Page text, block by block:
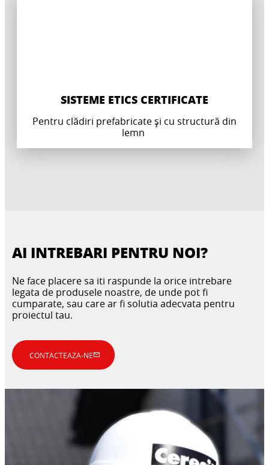
SISTEME ETICS CERTIFICATE
Pentru clădiri prefabricate și cu structură din
lemn
SOLUȚII CERTIFICATE PENTRU SISTEME
DE IMPERMEABILIZARE
Pentru încăperi și podele umede în clădiri
MORTARE PENTRU UMPLERE,
SUBTURNĂRI ȘI REPARAREA
BETONULUI
Soluții pentru elemente prefabricate din beton.
AI INTREBARI PENTRU NOI?
Ne face placere sa iti raspunde la orice intrebare
legata de produsele noastre, de unde pot fi
cumparate, sau care ar fi solutia adecvata pentru
proiectul tau.
CONTACTEAZA-NE